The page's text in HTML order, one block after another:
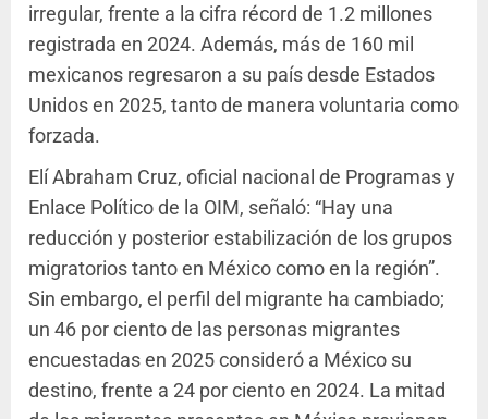
irregular, frente a la cifra récord de 1.2 millones
registrada en 2024. Además, más de 160 mil
mexicanos regresaron a su país desde Estados
Unidos en 2025, tanto de manera voluntaria como
forzada.
Elí Abraham Cruz, oficial nacional de Programas y
Enlace Político de la OIM, señaló: “Hay una
reducción y posterior estabilización de los grupos
migratorios tanto en México como en la región”.
Sin embargo, el perfil del migrante ha cambiado;
un 46 por ciento de las personas migrantes
encuestadas en 2025 consideró a México su
destino, frente a 24 por ciento en 2024. La mitad